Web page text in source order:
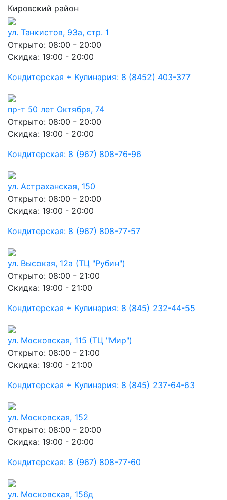
Кировский район
ул. Танкистов, 93а, стр. 1
Открыто: 08:00 - 20:00
Скидка: 19:00 - 20:00
Кондитерская + Кулинария: 8 (8452) 403-377
пр-т 50 лет Октября, 74
Открыто: 08:00 - 20:00
Скидка: 19:00 - 20:00
Кондитерская: 8 (967) 808-76-96
ул. Астраханская, 150
Открыто: 08:00 - 20:00
Скидка: 19:00 - 20:00
Кондитерская: 8 (967) 808-77-57
ул. Высокая, 12а (ТЦ "Рубин")
Открыто: 08:00 - 21:00
Скидка: 19:00 - 21:00
Кондитерская + Кулинария: 8 (845) 232-44-55
ул. Московская, 115 (ТЦ "Мир")
Открыто: 08:00 - 21:00
Скидка: 19:00 - 21:00
Кондитерская + Кулинария: 8 (845) 237-64-63
ул. Московская, 152
Открыто: 08:00 - 20:00
Скидка: 19:00 - 20:00
Кондитерская: 8 (967) 808-77-60
ул. Московская, 156д